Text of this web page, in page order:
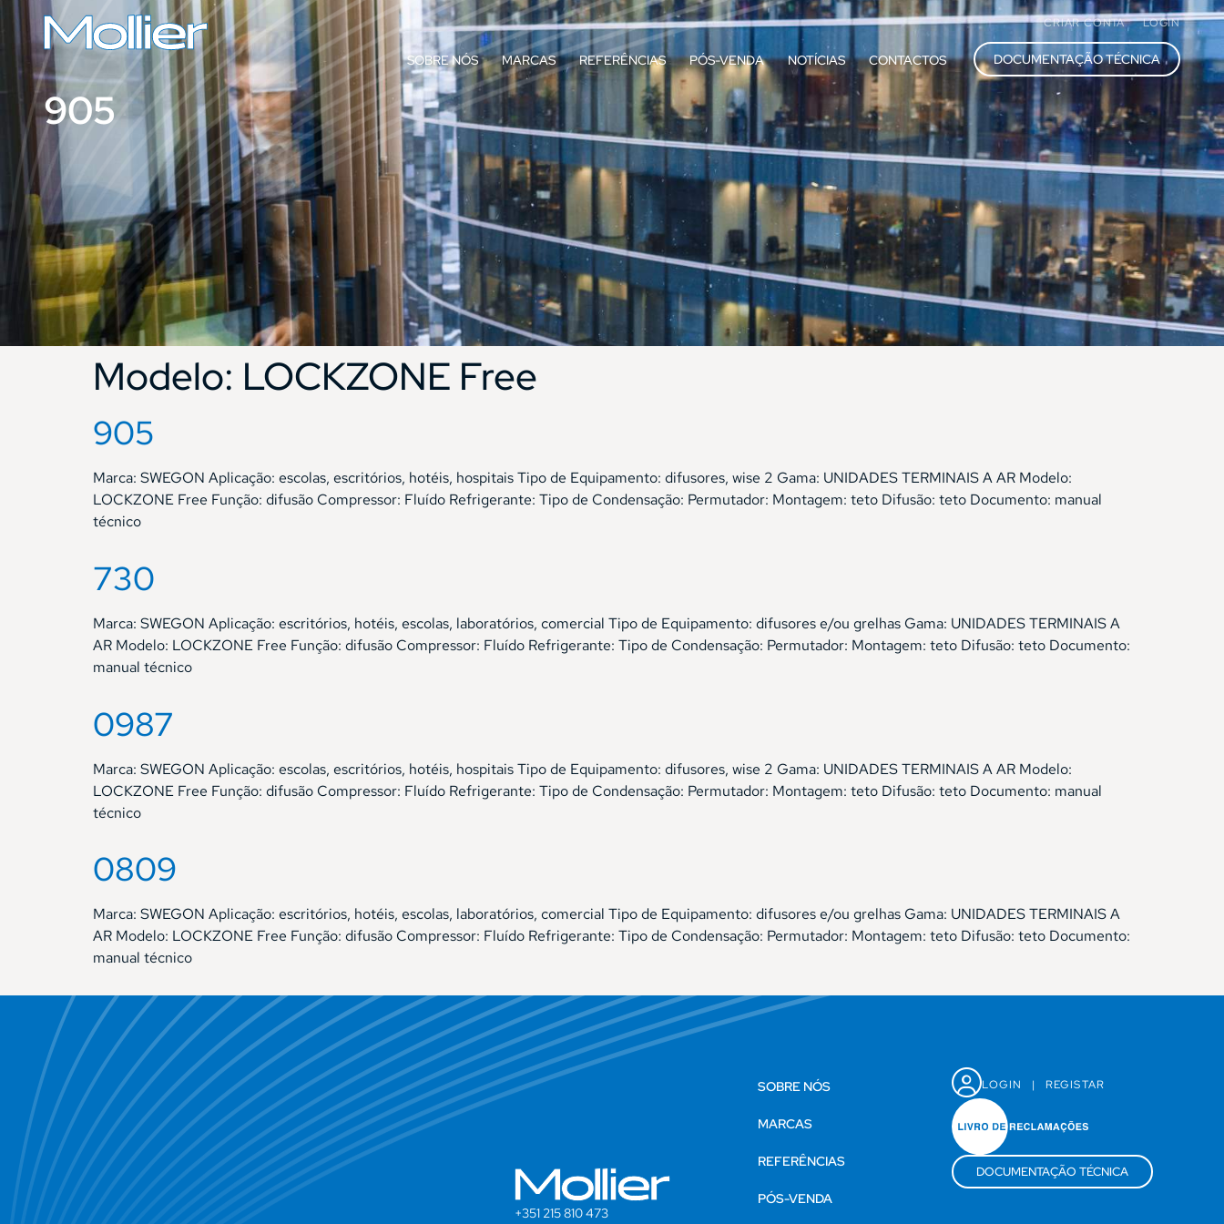
CRIAR CONTA LOGIN
SOBRE NÓS MARCAS REFERÊNCIAS PÓS-VENDA NOTÍCIAS CONTACTOS DOCUMENTAÇÃO TÉCNICA
905
Modelo: LOCKZONE Free
905
Marca: SWEGON Aplicação: escolas, escritórios, hotéis, hospitais Tipo de Equipamento: difusores, wise 2 Gama: UNIDADES TERMINAIS A AR Modelo:
LOCKZONE Free Função: difusão Compressor: Fluído Refrigerante: Tipo de Condensação: Permutador: Montagem: teto Difusão: teto Documento: manual
técnico
730
Marca: SWEGON Aplicação: escritórios, hotéis, escolas, laboratórios, comercial Tipo de Equipamento: difusores e/ou grelhas Gama: UNIDADES TERMINAIS A
AR Modelo: LOCKZONE Free Função: difusão Compressor: Fluído Refrigerante: Tipo de Condensação: Permutador: Montagem: teto Difusão: teto Documento:
manual técnico
0987
Marca: SWEGON Aplicação: escolas, escritórios, hotéis, hospitais Tipo de Equipamento: difusores, wise 2 Gama: UNIDADES TERMINAIS A AR Modelo:
LOCKZONE Free Função: difusão Compressor: Fluído Refrigerante: Tipo de Condensação: Permutador: Montagem: teto Difusão: teto Documento: manual
técnico
0809
Marca: SWEGON Aplicação: escritórios, hotéis, escolas, laboratórios, comercial Tipo de Equipamento: difusores e/ou grelhas Gama: UNIDADES TERMINAIS A
AR Modelo: LOCKZONE Free Função: difusão Compressor: Fluído Refrigerante: Tipo de Condensação: Permutador: Montagem: teto Difusão: teto Documento:
manual técnico
+351 215 810 473
SOBRE NÓS
MARCAS
REFERÊNCIAS
PÓS-VENDA
LOGIN | REGISTAR
DOCUMENTAÇÃO TÉCNICA